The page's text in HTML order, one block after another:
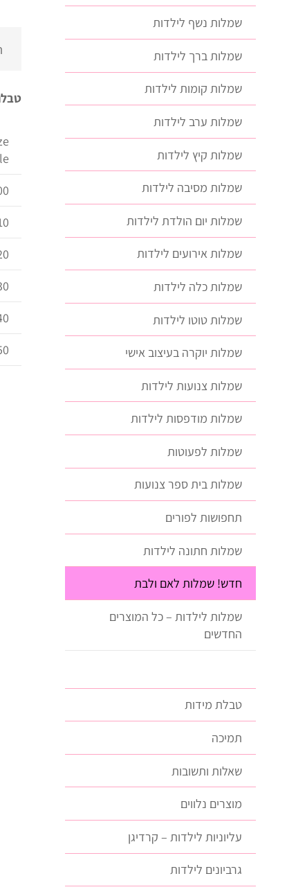
שמלות נשף לילדות
שמלות ברך לילדות
שמלות קומות לילדות
שמלות ערב לילדות
שמלות קיץ לילדות
שמלות מסיבה לילדות
שמלות יום הולדת לילדות
שמלות אירועים לילדות
שמלות כלה לילדות
שמלות טוטו לילדות
שמלות יוקרה בעיצוב אישי
שמלות צנועות לילדות
שמלות מודפסות לילדות
שמלות לפעוטות
שמלות בית ספר צנועות
תחפושות לפורים
שמלות חתונה לילדות
חדש! שמלות לאם ולבת
שמלות לילדות – כל המוצרים
החדשים
טבלת מידות
תמיכה
שאלות ותשובות
מוצרים נלווים
עליוניות לילדות – קרדיגן
גרביונים לילדות